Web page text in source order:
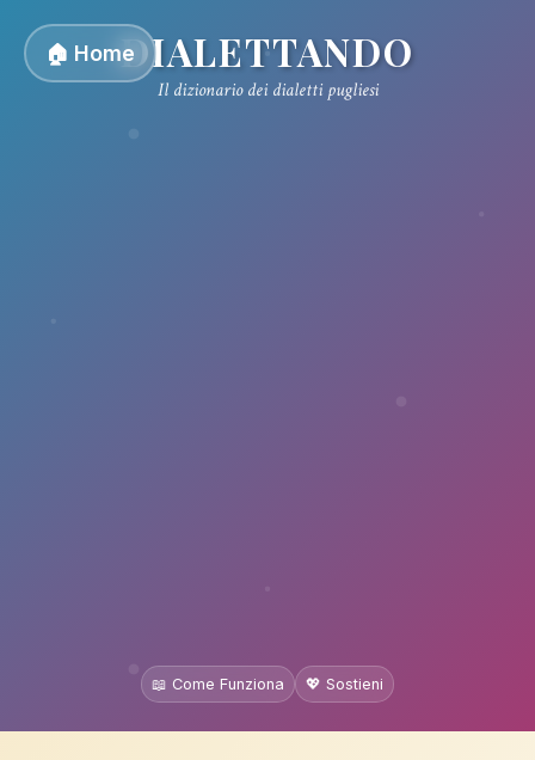
🏠 HomeDIALETTANDO
Il dizionario dei dialetti pugliesi
📖 Come Funziona 💖 Sostieni